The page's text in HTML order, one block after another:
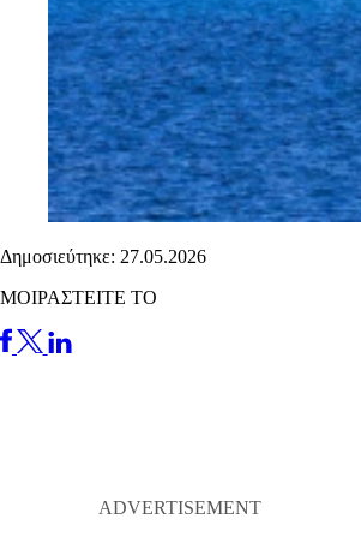
Δημοσιεύτηκε: 27.05.2026
ΜΟΙΡΑΣΤΕΙΤΕ ΤΟ